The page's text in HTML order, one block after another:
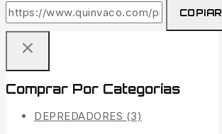
COPIAR
Comprar Por Categorías
DEPREDADORES (3)